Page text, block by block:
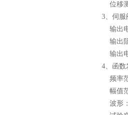
位移
3、伺服
输出
输出
输出
4、函数
频率
幅值
波形